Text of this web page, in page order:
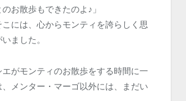
お散歩もできたのよ♪」
には、心からモンティを誇らしく思
ました。
エがモンティのお散歩をする時間に一
メンター・マーゴ以外には、まだい